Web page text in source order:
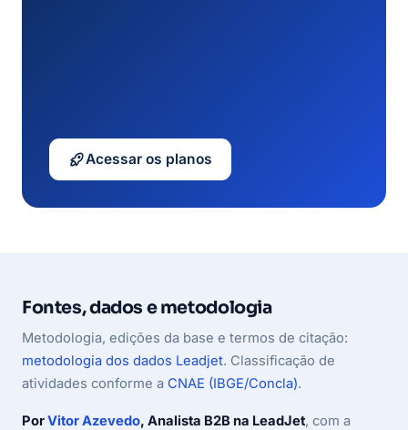
Acessar os planos
Fontes, dados e metodologia
Metodologia, edições da base e termos de citação:
metodologia dos dados Leadjet. Classificação de
atividades conforme a CNAE (IBGE/Concla).
PorVitor Azevedo, Analista B2B na LeadJet, com a